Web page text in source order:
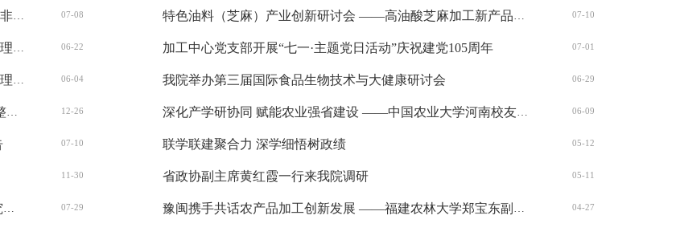
河南省农科院农产品加工研究中心2026年公开招聘科研助理（非事业编制）通过面试及进入体检人员公告 07-08
06-22
06-04
中共河南省农业科学院 农产品加工研究中心党支部 关于巡察整改重点工作阶段情况报告 12-26
07-10
11-30
07-29
07-10
加工中心党支部开展“七一·主题党日活动”庆祝建党105周年 07-01
我院举办第三届国际食品生物技术与大健康研讨会 06-29
06-09
联学联建聚合力 深学细悟树政绩 05-12
省政协副主席黄红霞一行来我院调研 05-11
04-27